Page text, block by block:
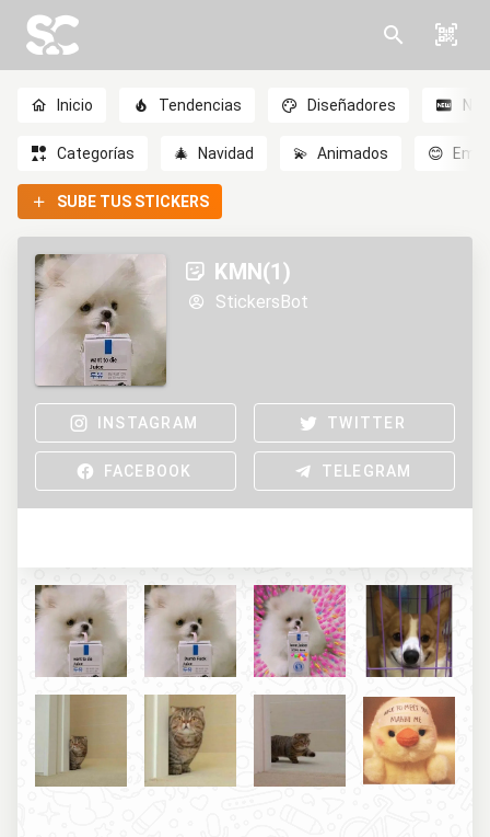
Inicio Tendencias Diseñadores
Categorías 🎄 Navidad 💫 Animados 😊
SUBE TUS STICKERS
KMN(1)
StickersBot
INSTAGRAM TWITTER
FACEBOOK TELEGRAM